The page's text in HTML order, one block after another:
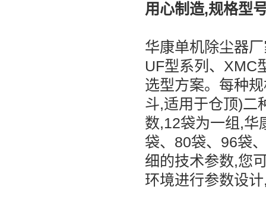
用心制造,规格型
华康单机除尘器
UF型系列、XMC
选型方案。每种
斗,适用于仓顶)二
数,12袋为一组,华
袋、80袋、96袋
细的技术参数,您
环境进行参数设